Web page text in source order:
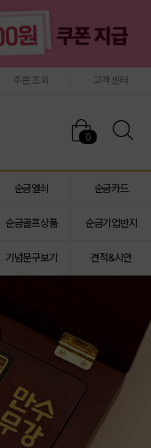
주문조회 고객센터
0
순금열쇠 순금카드
순금골프상품 순금기업반지
기념문구보기 견적&시안